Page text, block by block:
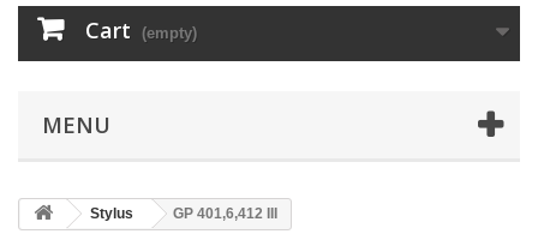
Cart (empty)
MENU
Stylus GP 401,6,412 III